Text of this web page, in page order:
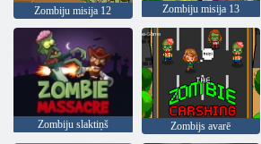
Zombiju misija 12 Zombiju misija 13
Zombiju slaktiņš Zombijs avarē